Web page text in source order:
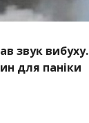
звук вибуху.
для паніки